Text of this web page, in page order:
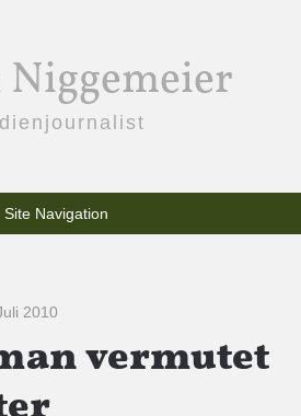
Niggemeier
Site Navigation
2010
vermutet